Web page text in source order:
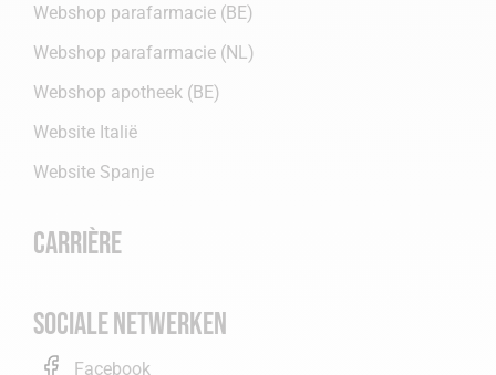
Webshop parafarmacie (BE)
Webshop parafarmacie (NL)
Webshop apotheek (BE)
Website Italië
Website Spanje
Carrière
Sociale netwerken
Facebook